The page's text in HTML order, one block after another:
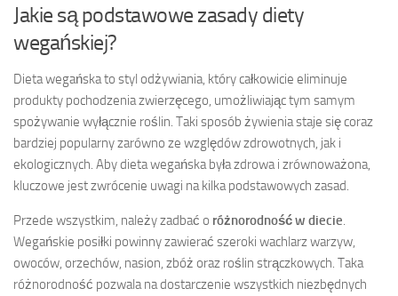
Jakie są podstawowe zasady diety
wegańskiej?
Dieta wegańska to styl odżywiania, który całkowicie eliminuje
produkty pochodzenia zwierzęcego, umożliwiając tym samym
spożywanie wyłącznie roślin. Taki sposób żywienia staje się coraz
bardziej popularny zarówno ze względów zdrowotnych, jak i
ekologicznych. Aby dieta wegańska była zdrowa i zrównoważona,
kluczowe jest zwrócenie uwagi na kilka podstawowych zasad.
Przede wszystkim, należy zadbać o różnorodność w diecie.
Wegańskie posiłki powinny zawierać szeroki wachlarz warzyw,
owoców, orzechów, nasion, zbóż oraz roślin strączkowych. Taka
różnorodność pozwala na dostarczenie wszystkich niezbędnych